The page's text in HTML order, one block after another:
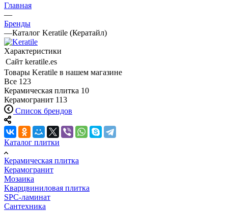
Главная
—
Бренды
—Каталог Keratile (Кератайл)
Характеристики
Сайт keratile.es
Товары Keratile в нашем магазине
Все 123
Керамическая плитка 10
Керамогранит 113
Список брендов
Каталог плитки
Керамическая плитка
Керамогранит
Мозаика
Кварцвиниловая плитка
SPC-ламинат
Сантехника